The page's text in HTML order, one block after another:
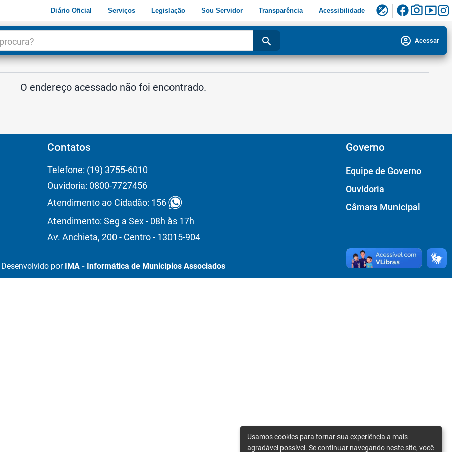
Diário Oficial Serviços Legislação Sou Servidor Transparência Acessibilidade flaky facebookphoto_camerasmart_display
search account_circle Acessar
O endereço acessado não foi encontrado.
Contatos
Telefone: (19) 3755-6010
Ouvidoria: 0800-7727456
Atendimento ao Cidadão: 156
Atendimento: Seg a Sex - 08h às 17h
Av. Anchieta, 200 - Centro - 13015-904
Governo
Equipe de Governo
Ouvidoria
Câmara Municipal
Desenvolvido por IMA - Informática de Municípios Associados
Usamos cookies para tornar sua experiência a mais
agradável possível. Se continuar navegando neste site, você